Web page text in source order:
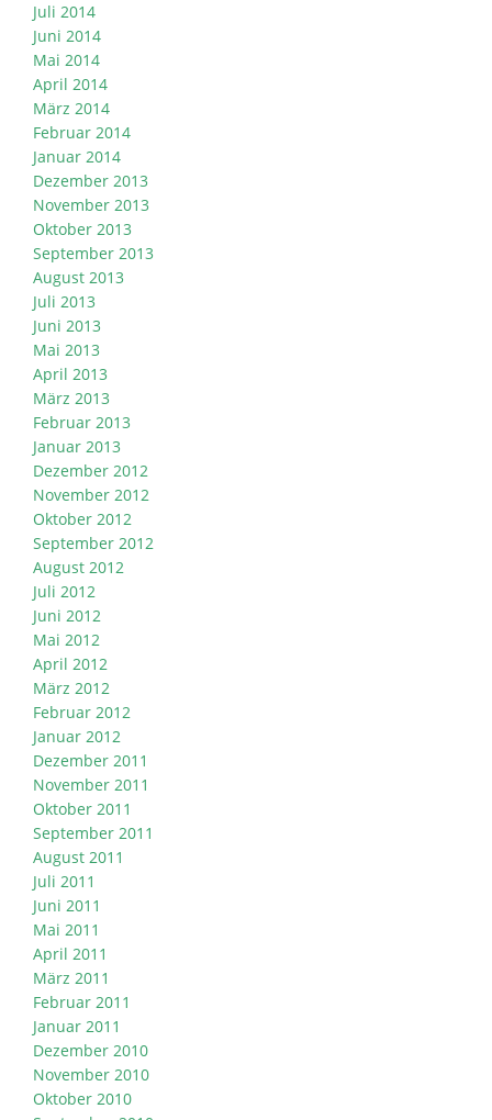
Juli 2014
Juni 2014
Mai 2014
April 2014
März 2014
Februar 2014
Januar 2014
Dezember 2013
November 2013
Oktober 2013
September 2013
August 2013
Juli 2013
Juni 2013
Mai 2013
April 2013
März 2013
Februar 2013
Januar 2013
Dezember 2012
November 2012
Oktober 2012
September 2012
August 2012
Juli 2012
Juni 2012
Mai 2012
April 2012
März 2012
Februar 2012
Januar 2012
Dezember 2011
November 2011
Oktober 2011
September 2011
August 2011
Juli 2011
Juni 2011
Mai 2011
April 2011
März 2011
Februar 2011
Januar 2011
Dezember 2010
November 2010
Oktober 2010